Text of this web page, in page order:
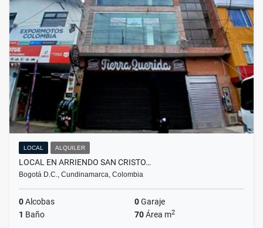
LOCAL ALQUILER
LOCAL EN ARRIENDO SAN CRISTO…
Bogotá D.C., Cundinamarca, Colombia
0Alcobas 0Garaje
1 Baño 70Área m2